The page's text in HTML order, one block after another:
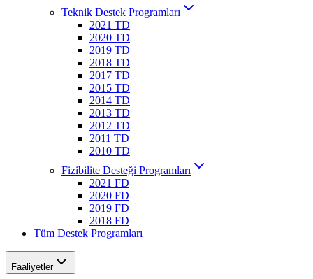
Teknik Destek Programları
2021 TD
2020 TD
2019 TD
2018 TD
2017 TD
2015 TD
2014 TD
2013 TD
2012 TD
2011 TD
2010 TD
Fizibilite Desteği Programları
2021 FD
2020 FD
2019 FD
2018 FD
Tüm Destek Programları
Faaliyetler